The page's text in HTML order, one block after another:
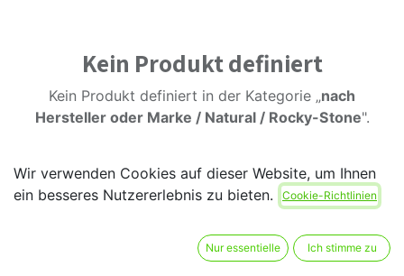
Kein Produkt definiert
Kein Produkt definiert in der Kategorie „nach
Hersteller oder Marke / Natural / Rocky-Stone".
Wir verwenden Cookies auf dieser Website, um Ihnen
ein besseres Nutzererlebnis zu bieten.
Cookie-Richtlinien
Nur essentielle Ich stimme zu